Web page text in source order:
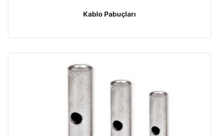
Kablo Pabuçları